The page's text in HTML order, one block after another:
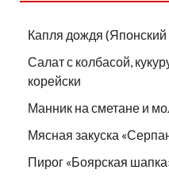
Капля дождя (Японский
Салат с колбасой,
корейски
Манник на сметане и
Мясная закуска
Пирог «Боярская